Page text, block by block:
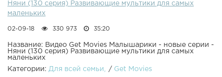
мультиков для самых маленьких. Учим цифры и учимся
считать с малышами. Новый обучающий развивающий
Малышариками!
Няни (130 серия) Развивающие мультики для самых
маленьких
02-09-18 330 973 35:20
Название: Видео Get Movies Малышарики - новые серии -
Няни (130 серия) Развивающие мультики для самых
маленьких
Категории: Для всей семьи / Get Movies